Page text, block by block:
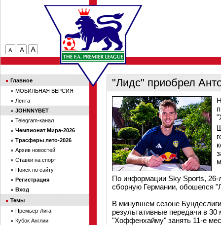
"Лидс" приобрел
По информации Sky Sports, 26-
сборную Германии, обошелся
В минувшем сезоне
результативные передачи в
"Хоффенхайму" занять 11-е
Главное
МОБИЛЬНАЯ ВЕРСИЯ
Лента
JOHNNYBET
Telegram-канал
Чемпионат Мира-2026
Трасферы лето-2026
Архив новостей
Ставки на спорт
Поиск по сайту
Регистрация
Вход
Темы
Премьер-Лига
Кубок Англии